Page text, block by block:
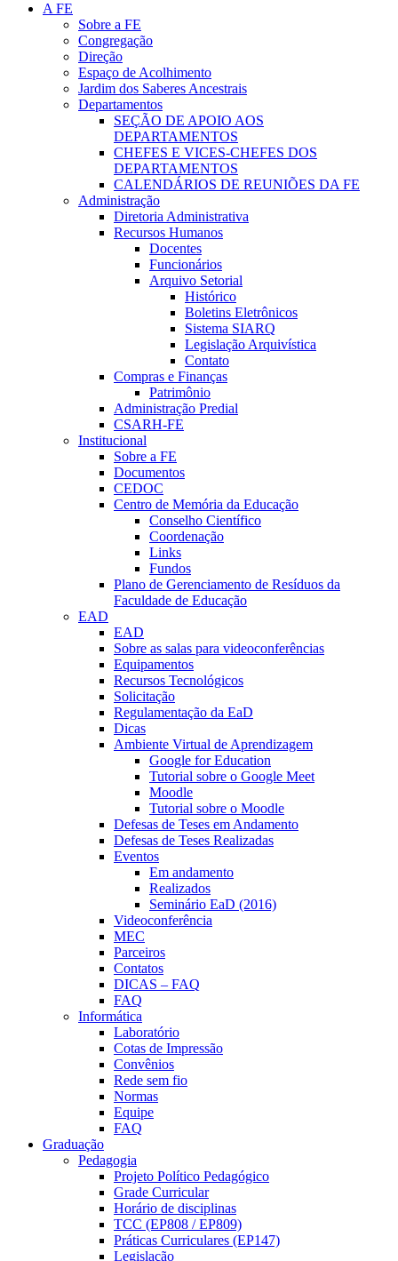
A FE
Sobre a FE
Congregação
Direção
Espaço de Acolhimento
Jardim dos Saberes Ancestrais
Departamentos
SEÇÃO DE APOIO AOS
DEPARTAMENTOS
CHEFES E VICES-CHEFES DOS
DEPARTAMENTOS
CALENDÁRIOS DE REUNIÕES DA FE
Administração
Diretoria Administrativa
Recursos Humanos
Docentes
Funcionários
Arquivo Setorial
Histórico
Boletins Eletrônicos
Sistema SIARQ
Legislação Arquivística
Contato
Compras e Finanças
Patrimônio
Administração Predial
CSARH-FE
Institucional
Sobre a FE
Documentos
CEDOC
Centro de Memória da Educação
Conselho Científico
Coordenação
Links
Fundos
Plano de Gerenciamento de Resíduos da
Faculdade de Educação
EAD
EAD
Sobre as salas para videoconferências
Equipamentos
Recursos Tecnológicos
Solicitação
Regulamentação da EaD
Dicas
Ambiente Virtual de Aprendizagem
Google for Education
Tutorial sobre o Google Meet
Moodle
Tutorial sobre o Moodle
Defesas de Teses em Andamento
Defesas de Teses Realizadas
Eventos
Em andamento
Realizados
Seminário EaD (2016)
Videoconferência
MEC
Parceiros
Contatos
DICAS – FAQ
FAQ
Informática
Laboratório
Cotas de Impressão
Convênios
Rede sem fio
Normas
Equipe
FAQ
Graduação
Pedagogia
Projeto Político Pedagógico
Grade Curricular
Horário de disciplinas
TCC (EP808 / EP809)
Práticas Curriculares (EP147)
Legislação